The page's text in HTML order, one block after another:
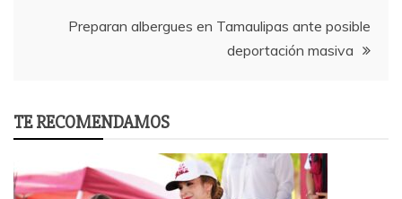
Preparan albergues en Tamaulipas ante posible
deportación masiva
TE RECOMENDAMOS